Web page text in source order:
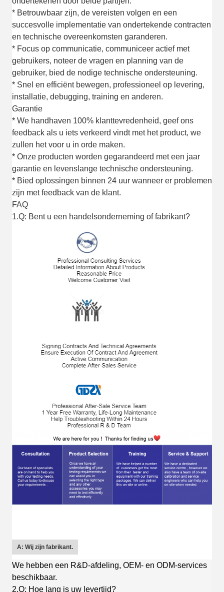
* Betrouwbaar zijn, de vereisten volgen en een
succesvolle implementatie van ondertekende contracten
en technische overeenkomsten garanderen.
* Focus op communicatie, communiceer actief met
gebruikers, noteer de vragen en planning van de
gebruiker, bied de nodige technische ondersteuning.
* Snel en efficiënt bewegen, professioneel op levering,
installatie, debugging, training en anderen.
Garantie
* We handhaven 100% klanttevredenheid, geef ons
feedback als u iets verkeerd vindt met het product, we
zullen het voor u in orde maken.
* Onze producten worden gegarandeerd met een jaar
garantie en levenslange technische ondersteuning.
* Bied oplossingen binnen 24 uur wanneer er problemen
zijn met feedback van de klant.
FAQ
1.Q: Bent u een handelsonderneming of fabrikant?
A: Wij zijn fabrikant.
We hebben een R&D-afdeling, OEM- en ODM-services
beschikbaar.
2.Q: Hoe lang is uw levertijd?